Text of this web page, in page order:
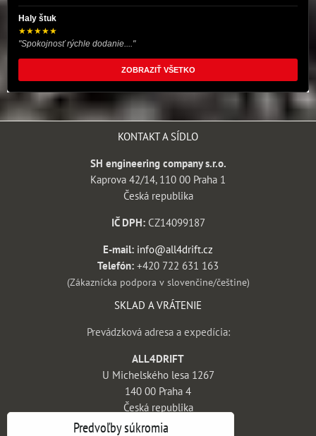
Haly štuk
★★★★★
"Spokojnosť rýchle dodanie...."
ZOBRAZIŤ VŠETKO
KONTAKT A SÍDLO
SH engineering company s.r.o.
Kaprova 42/14, 110 00 Praha 1
Česká republika
IČ DPH:CZ14099187
E-mail: info@all4drift.cz
Telefón: +420 722 631 163
(Zákaznícka podpora v slovenčine/češtine)
SKLAD A VRÁTENIE
Prevádzková adresa a expedícia:
ALL4DRIFT
U Michelského lesa 1267
140 00 Praha 4
Česká republika
Predvoľby súkromia